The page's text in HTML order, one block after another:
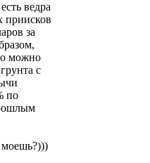
ведра
приисков
за
можно
с
по